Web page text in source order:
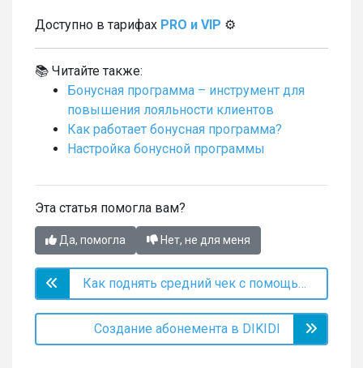
Доступно в тарифах PRO и VIP ⚙️
📚 Читайте также:
Бонусная программа – инструмент для
повышения лояльности клиентов
Как работает бонусная программа?
Настройка бонусной программы
Эта статья помогла вам?
Да, помогла Нет, не для меня
Как поднять средний чек с помощью Бонусов
Создание абонемента в DIKIDI